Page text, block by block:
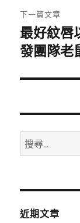
章:
下一篇文章
下
一
文
最好紋唇
發團隊老
搜
尋
鍵
近期文章